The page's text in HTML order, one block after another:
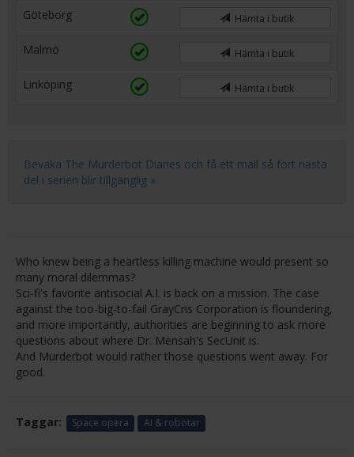
Göteborg Hämta i butik
Malmö Hämta i butik
Linköping Hämta i butik
Bevaka The Murderbot Diaries och få ett mail så fort nästa
del i serien blir tillgänglig »
Who knew being a heartless killing machine would present so
many moral dilemmas?
Sci-fi's favorite antisocial A.I. is back on a mission. The case
against the too-big-to-fail GrayCris Corporation is floundering,
and more importantly, authorities are beginning to ask more
questions about where Dr. Mensah's SecUnit is.
And Murderbot would rather those questions went away. For
good.
Taggar: Space opera AI & robotar